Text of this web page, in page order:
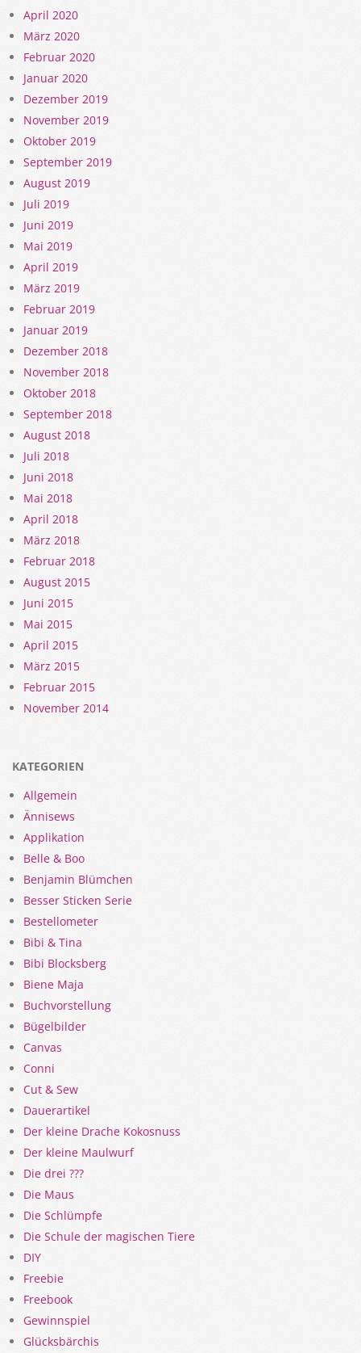
April 2020
März 2020
Februar 2020
Januar 2020
Dezember 2019
November 2019
Oktober 2019
September 2019
August 2019
Juli 2019
Juni 2019
Mai 2019
April 2019
März 2019
Februar 2019
Januar 2019
Dezember 2018
November 2018
Oktober 2018
September 2018
August 2018
Juli 2018
Juni 2018
Mai 2018
April 2018
März 2018
Februar 2018
August 2015
Juni 2015
Mai 2015
April 2015
März 2015
Februar 2015
November 2014
KATEGORIEN
Allgemein
Ännisews
Applikation
Belle & Boo
Benjamin Blümchen
Besser Sticken Serie
Bestellometer
Bibi & Tina
Bibi Blocksberg
Biene Maja
Buchvorstellung
Bügelbilder
Canvas
Conni
Cut & Sew
Dauerartikel
Der kleine Drache Kokosnuss
Der kleine Maulwurf
Die drei ???
Die Maus
Die Schlümpfe
Die Schule der magischen Tiere
DIY
Freebie
Freebook
Gewinnspiel
Glücksbärchis